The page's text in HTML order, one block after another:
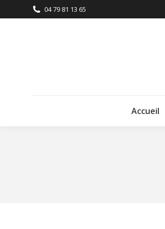
04 79 81 13 65
Accueil